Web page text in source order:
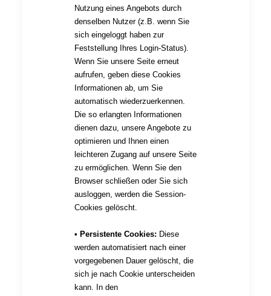
Nutzung eines Angebots durch
denselben Nutzer (z.B. wenn Sie
sich eingeloggt haben zur
Feststellung Ihres Login-Status).
Wenn Sie unsere Seite erneut
aufrufen, geben diese Cookies
Informationen ab, um Sie
automatisch wiederzuerkennen.
Die so erlangten Informationen
dienen dazu, unsere Angebote zu
optimieren und Ihnen einen
leichteren Zugang auf unsere Seite
zu ermöglichen. Wenn Sie den
Browser schließen oder Sie sich
ausloggen, werden die Session-
Cookies gelöscht.
• Persistente Cookies: Diese
werden automatisiert nach einer
vorgegebenen Dauer gelöscht, die
sich je nach Cookie unterscheiden
kann. In den